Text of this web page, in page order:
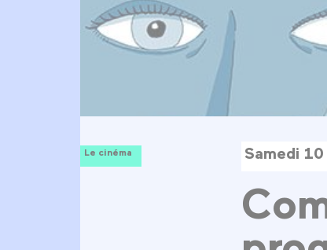
Le cinéma Samedi